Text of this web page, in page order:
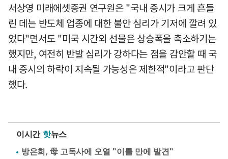
서상영 미래에셋증권 연구원은 "국내 증시가 크게 흔들
린 데는 반도체 업종에 대한 불안 심리가 기저에 깔려 있
었다"면서도 "미국 시간외 선물은 상승폭을 축소하기는
했지만, 여전히 반발 심리가 강하다는 점을 감안할 때 국
내 증시의 하락이 지속될 가능성은 제한적"이라고 판단
했다.
이시간 핫뉴스
방은희, 母 고독사에 오열 "이틀 만에 발견"